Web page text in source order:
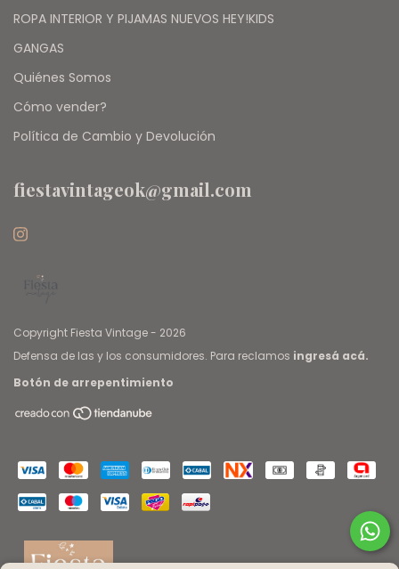
ROPA INTERIOR Y PIJAMAS NUEVOS HEY!KIDS
GANGAS
Quiénes Somos
Cómo vender?
Política de Cambio y Devolución
fiestavintageok@gmail.com
Copyright Fiesta Vintage - 2026
Defensa de las y los consumidores. Para reclamos ingresá acá.
Botón de arrepentimiento